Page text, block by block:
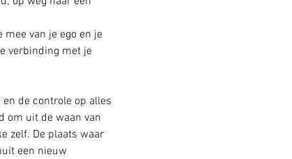
van je ego en je
verbinding met je
de controle op alles
om uit de waan van
zelf. De plaats waar
een nieuw